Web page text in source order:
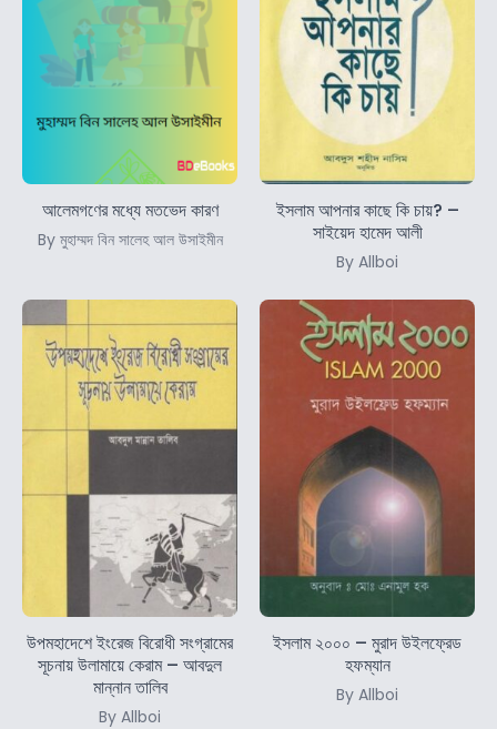
আলেমগণের মধ্যে মতভেদ কারণ
By মুহাম্মদ বিন সালেহ আল উসাইমীন
ইসলাম আপনার কাছে কি চায়? –
সাইয়েদ হামেদ আলী
By Allboi
উপমহাদেশে ইংরেজ বিরোধী সংগ্রামের
সূচনায় উলামায়ে কেরাম – আবদুল
মান্নান তালিব
By Allboi
ইসলাম ২০০০ – মুরাদ উইলফ্রেড
হফম্যান
By Allboi